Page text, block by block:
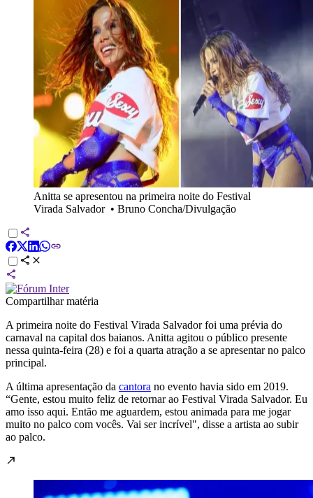
Anitta se apresentou na primeira noite do Festival
Virada Salvador• Bruno Concha/Divulgação
Compartilhar matéria
A primeira noite do Festival Virada Salvador foi uma prévia do
carnaval na capital dos baianos. Anitta agitou o público presente
nessa quinta-feira (28) e foi a quarta atração a se apresentar no palco
principal.
A última apresentação da cantora no evento havia sido em 2019.
“Gente, estou muito feliz de retornar ao Festival Virada Salvador. Eu
amo isso aqui. Então me aguardem, estou animada para me jogar
muito no palco com vocês. Vai ser incrível", disse a artista ao subir
ao palco.